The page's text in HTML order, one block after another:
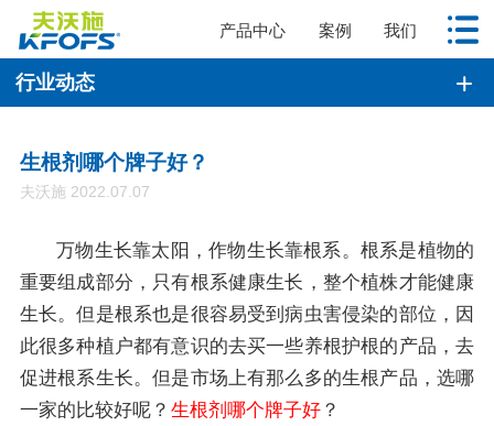
产品中心 案例 我们
行业动态
生根剂哪个牌子好？
夫沃施 2022.07.07
万物生长靠太阳，作物生长靠根系。根系是植物的
重要组成部分，只有根系健康生长，整个植株才能健康
生长。但是根系也是很容易受到病虫害侵染的部位，因
此很多种植户都有意识的去买一些养根护根的产品，去
促进根系生长。但是市场上有那么多的生根产品，选哪
一家的比较好呢？ 生根剂哪个牌子好 ？